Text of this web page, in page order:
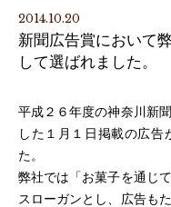
2014.10.20
新聞広告賞において
して選ばれました。
平成２６年度の神奈川新
した１月１日掲載の広告
た。
弊社では「お菓子を通じ
スローガンとし、広告も